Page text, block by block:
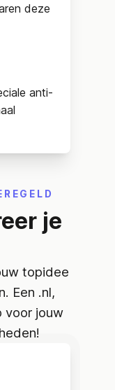
deze
anti-
je
topidee
Een .nl,
voor jouw